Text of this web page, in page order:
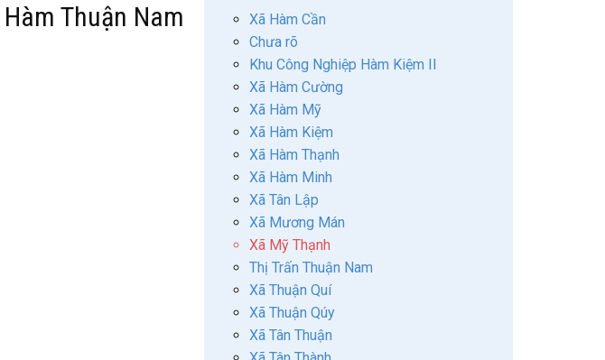
Thuận Nam
Xã Hàm Cần
Chưa rõ
Khu Công Nghiệp Hàm Kiệm II
Xã Hàm Cường
Xã Hàm Mỹ
Xã Hàm Kiệm
Xã Hàm Thạnh
Xã Hàm Minh
Xã Tân Lập
Xã Mương Mán
Xã Mỹ Thạnh
Thị Trấn Thuận Nam
Xã Thuận Quí
Xã Thuận Qúy
Xã Tân Thuận